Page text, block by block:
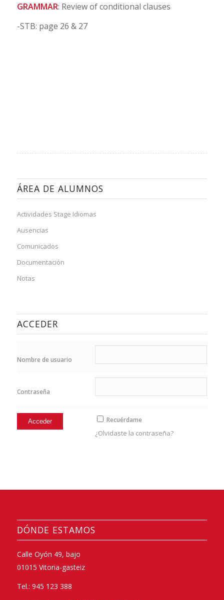
GRAMMAR: Review of conditional clauses
-STB: page 26 & 27
ÁREA DE ALUMNOS
Actividades Stage Idiomas
Ausencias
Comunicados
Documentación
Notas
ACCEDER
Nombre de usuario
Contraseña
Recuérdame
¿Olvidaste la contraseña?
DÓNDE ESTAMOS
Calle Oyón 49, bajo
01015 Vitoria-gasteiz
Tel.: 945 123 388